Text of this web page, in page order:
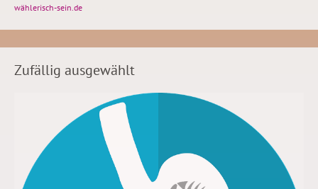
wählerisch-sein.de
Zufällig ausgewählt